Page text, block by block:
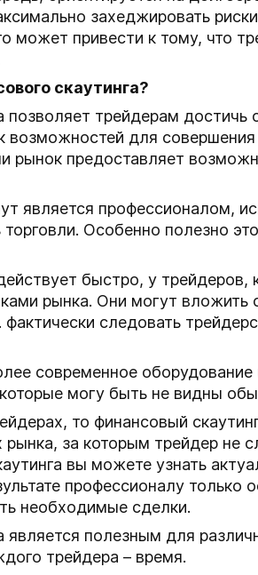
захеджировать
может привести к тому, что
скаутинга?
позволяет трейдерам
возможностей для
рынок предоставляет
является профессионалом,
Особенно полезно
быстро, у
рынка. Они могут вложить
следовать
современное
могу быть не видны
то финансовый
за которым трейдер не
вы можете узнать
профессионалу только
необходимые сделки.
является полезным для
трейдера – время.